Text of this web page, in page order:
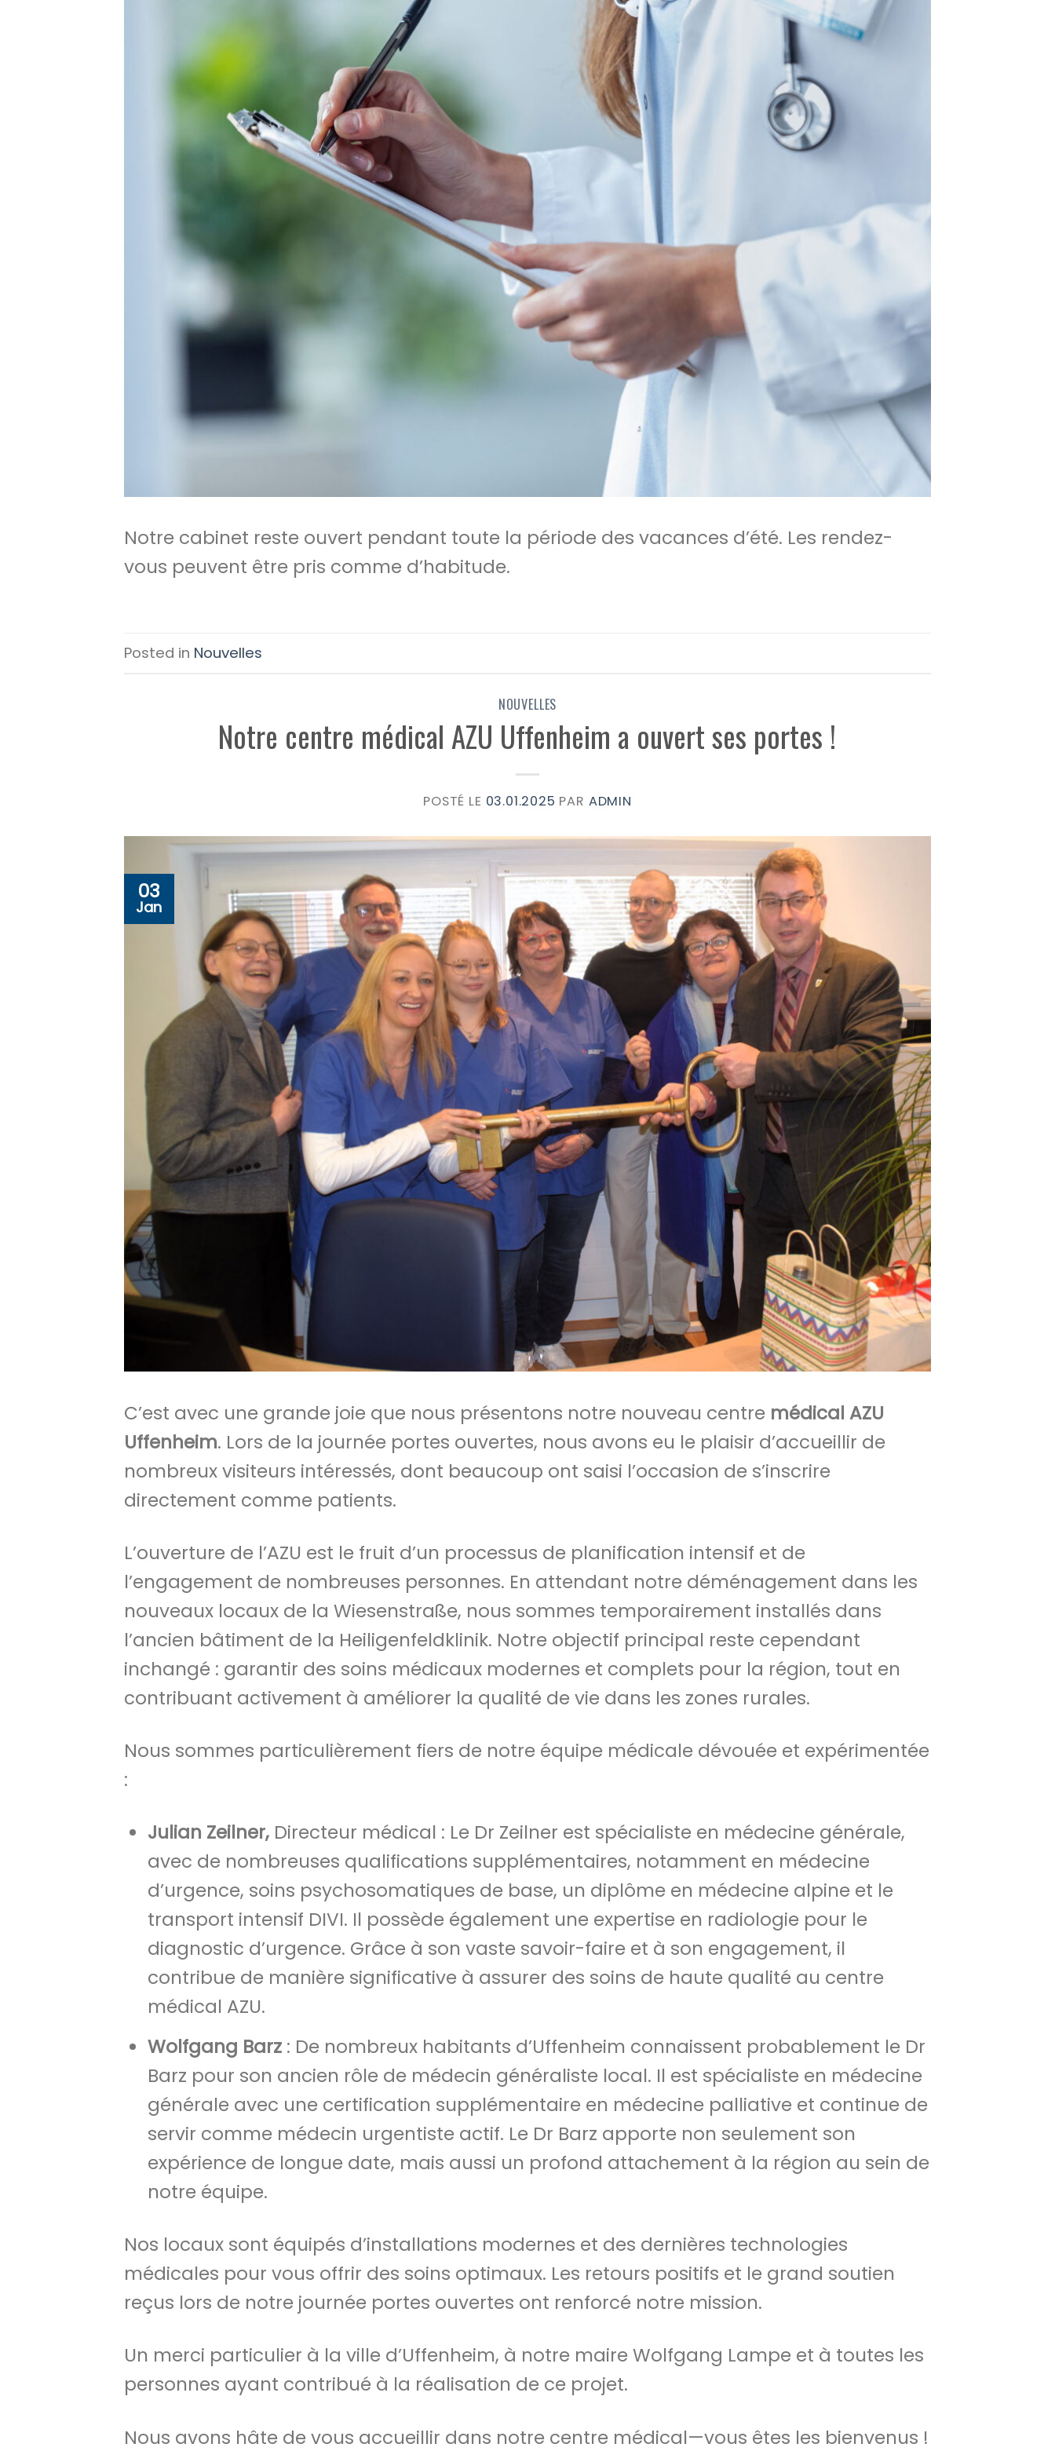
Notre cabinet reste ouvert pendant toute la période des vacances d’été. Les rendez-
vous peuvent être pris comme d’habitude.
Posted in Nouvelles
NOUVELLES
Notre centre médical AZU Uffenheim a ouvert ses portes !
POSTÉ LE 03.01.2025 PAR ADMIN
03
Jan
C’est avec une grande joie que nous présentons notre nouveau centre médical AZU
Uffenheim. Lors de la journée portes ouvertes, nous avons eu le plaisir d’accueillir de
nombreux visiteurs intéressés, dont beaucoup ont saisi l’occasion de s’inscrire
directement comme patients.
L’ouverture de l’AZU est le fruit d’un processus de planification intensif et de
l’engagement de nombreuses personnes. En attendant notre déménagement dans les
nouveaux locaux de la Wiesenstraße, nous sommes temporairement installés dans
l’ancien bâtiment de la Heiligenfeldklinik. Notre objectif principal reste cependant
inchangé : garantir des soins médicaux modernes et complets pour la région, tout en
contribuant activement à améliorer la qualité de vie dans les zones rurales.
Nous sommes particulièrement fiers de notre équipe médicale dévouée et expérimentée
:
Julian Zeilner,Directeur médical : Le Dr Zeilner est spécialiste en médecine générale,
avec de nombreuses qualifications supplémentaires, notamment en médecine
d’urgence, soins psychosomatiques de base, un diplôme en médecine alpine et le
transport intensif DIVI. Il possède également une expertise en radiologie pour le
diagnostic d’urgence. Grâce à son vaste savoir-faire et à son engagement, il
contribue de manière significative à assurer des soins de haute qualité au centre
médical AZU.
Wolfgang Barz : De nombreux habitants d’Uffenheim connaissent probablement le Dr
Barz pour son ancien rôle de médecin généraliste local. Il est spécialiste en médecine
générale avec une certification supplémentaire en médecine palliative et continue de
servir comme médecin urgentiste actif. Le Dr Barz apporte non seulement son
expérience de longue date, mais aussi un profond attachement à la région au sein de
notre équipe.
Nos locaux sont équipés d’installations modernes et des dernières technologies
médicales pour vous offrir des soins optimaux. Les retours positifs et le grand soutien
reçus lors de notre journée portes ouvertes ont renforcé notre mission.
Un merci particulier à la ville d’Uffenheim, à notre maire Wolfgang Lampe et à toutes les
personnes ayant contribué à la réalisation de ce projet.
Nous avons hâte de vous accueillir dans notre centre médical—vous êtes les bienvenus !